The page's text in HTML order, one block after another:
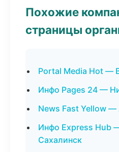
Похожие
страницы
Portal Media Hot —
Инфо Pages 24 —
News Fast Yellow —
Инфо Express
Сахалинск